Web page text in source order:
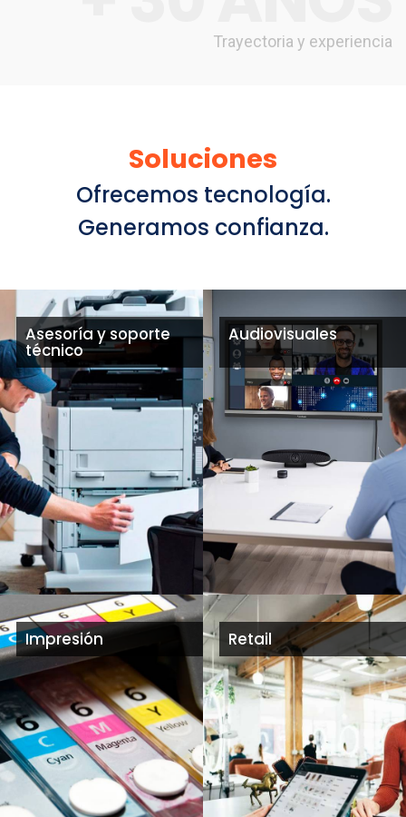
Trayectoria y experiencia
Soluciones
Ofrecemos tecnología.
Generamos confianza.
Asesoría y soporte
técnico
Audiovisuales
Impresión Retail